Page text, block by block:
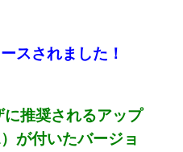
スされました！
推奨されるアップ
が付いたバージョ